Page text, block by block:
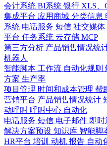
会计系统 BI系统 银行 XLS、
集成平台 应用商城 分类信息
系统 电话服务 短信 社交媒体
平台 任务系统 云存储 MCP
第三方分析 产品销售情况统
机器人
智能脚本 工作流 自动化规则
方案 生产率
项目管理 时间和成本管理 帮
营销平台 产品销售情况统计
动呼叫 呼叫中心 自动化
电话服务 短信 电子邮件 即
解决方案预设 知识库 智能脚
HR平台 培训 动机 报告 自动